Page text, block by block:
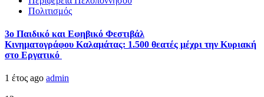
Πολιτισμός
3ο Παιδικό και Εφηβικό Φεστιβάλ
Κινηματογράφου Καλαμάτας: 1.500 θεατές μέχρι την Κυριακή
στο Εργατικό
1 έτος ago admin